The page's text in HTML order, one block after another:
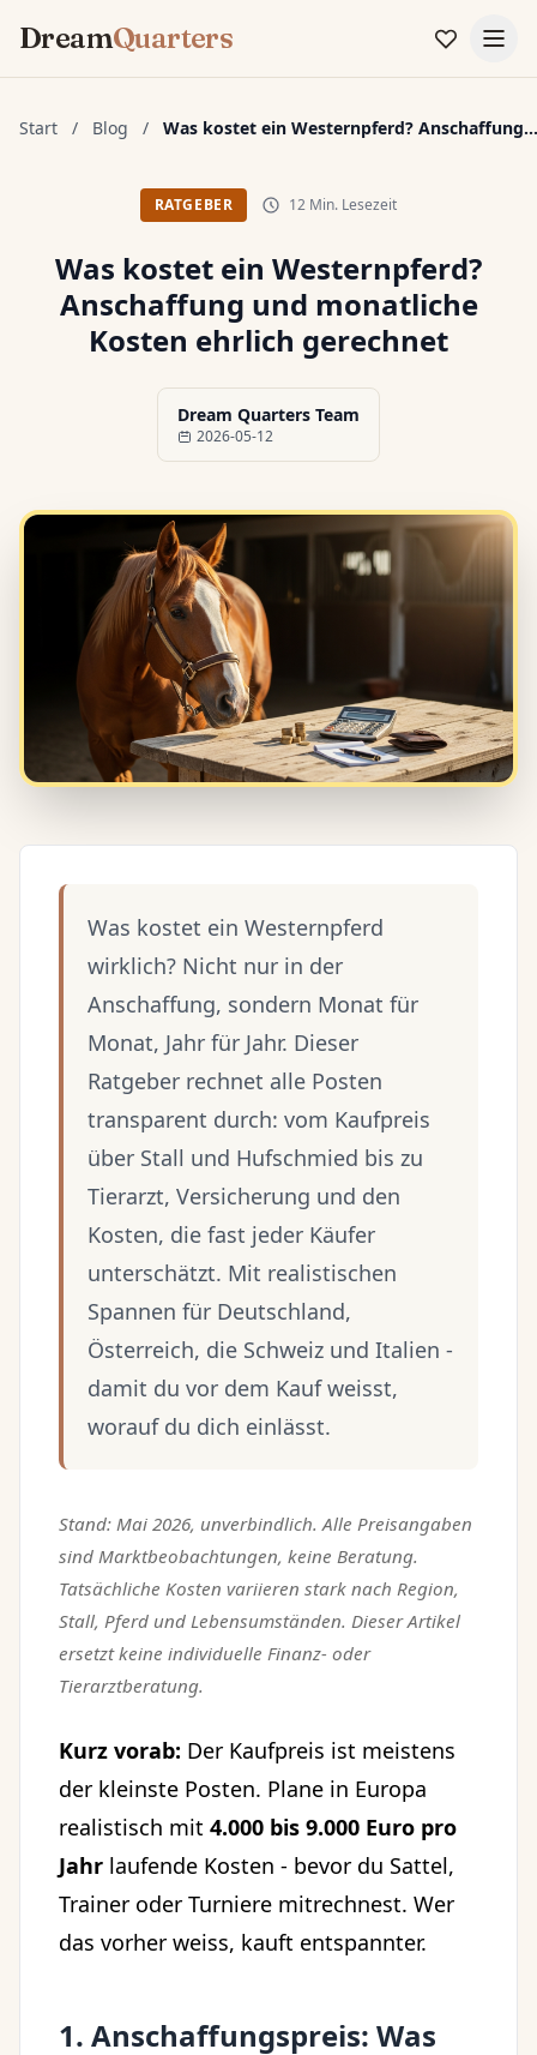
DreamQuarters
Start / Blog / Was kostet ein Westernpferd? Anschaffung...
RATGEBER 12 Min. Lesezeit
Was kostet ein Westernpferd?
Anschaffung und monatliche
Kosten ehrlich gerechnet
Dream Quarters Team
2026-05-12
Was kostet ein Westernpferd
wirklich? Nicht nur in der
Anschaffung, sondern Monat für
Monat, Jahr für Jahr. Dieser
Ratgeber rechnet alle Posten
transparent durch: vom Kaufpreis
über Stall und Hufschmied bis zu
Tierarzt, Versicherung und den
Kosten, die fast jeder Käufer
unterschätzt. Mit realistischen
Spannen für Deutschland,
Österreich, die Schweiz und Italien -
damit du vor dem Kauf weisst,
worauf du dich einlässt.
Stand: Mai 2026, unverbindlich. Alle Preisangaben
sind Marktbeobachtungen, keine Beratung.
Tatsächliche Kosten variieren stark nach Region,
Stall, Pferd und Lebensumständen. Dieser Artikel
ersetzt keine individuelle Finanz- oder
Tierarztberatung.
Kurz vorab: Der Kaufpreis ist meistens
der kleinste Posten. Plane in Europa
realistisch mit 4.000 bis 9.000 Euro pro
Jahr laufende Kosten - bevor du Sattel,
Trainer oder Turniere mitrechnest. Wer
das vorher weiss, kauft entspannter.
1. Anschaffungspreis: Was